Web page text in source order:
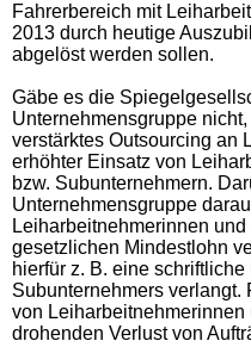
Fahrerbereich mit
2013 durch heutige
abgelöst werden sollen.
Gäbe es die
Unternehmensgruppe
verstärktes Outsourcing an
erhöhter Einsatz von
bzw. Subunternehmern.
Unternehmensgruppe
Leiharbeitnehmerinnen
gesetzlichen Mindestlohn
hierfür z. B. eine
Subunternehmers verlangt.
von
drohenden Verlust von